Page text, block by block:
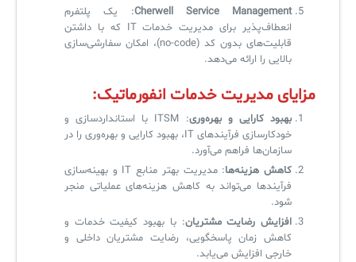
Cherwell Service Management: یک پلتفرم
انعطاف‌پذیر برای مدیریت خدمات IT که با داشتن
قابلیت‌های بدون کد (no-code)، امکان سفارشی‌سازی
بالایی را ارائه می‌دهد.
مزایای مدیریت خدمات انفورماتیک:
بهبود کارایی و بهره‌وری
: ITSM با استانداردسازی و
خودکارسازی فرآیندهای IT، بهبود کارایی و بهره‌وری را در
سازمان‌ها فراهم می‌آورد.
کاهش هزینه‌ها
: مدیریت بهتر منابع IT و بهینه‌سازی
فرآیندها می‌تواند به کاهش هزینه‌های عملیاتی منجر
شود.
افزایش رضایت مشتریان: با بهبود کیفیت خدمات و
کاهش زمان پاسخگویی، رضایت مشتریان داخلی و
خارجی افزایش می‌یابد.
سامانه مدیریت دارایی‌ها [Asset Explorer]
سامانه مدیریت پشتیبانی مشتریان
DDI
ManageEngine Malware Protection Plus